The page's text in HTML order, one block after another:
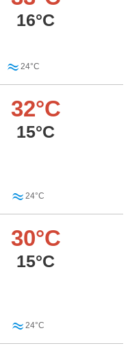
16°C
24°C
32°C
15°C
24°C
30°C
15°C
24°C